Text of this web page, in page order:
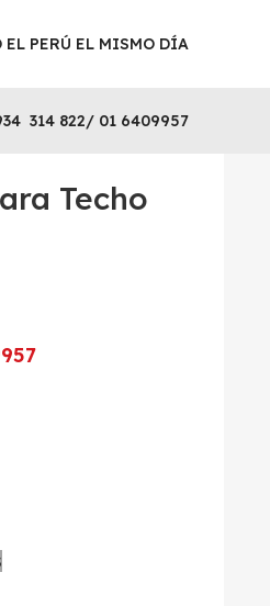
PERÚ EL MISMO DÍA
314 822/ 01 6409957
Techo